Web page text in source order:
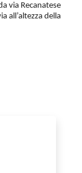
via Recanatese
all’altezza della